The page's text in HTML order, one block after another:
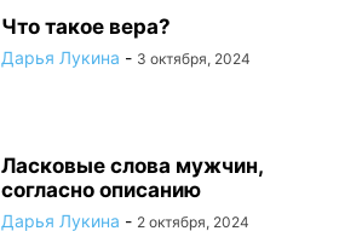
Что такое вера?
Дарья Лукина - 3 октября, 2024
Ласковые слова мужчин,
согласно описанию
Дарья Лукина - 2 октября, 2024